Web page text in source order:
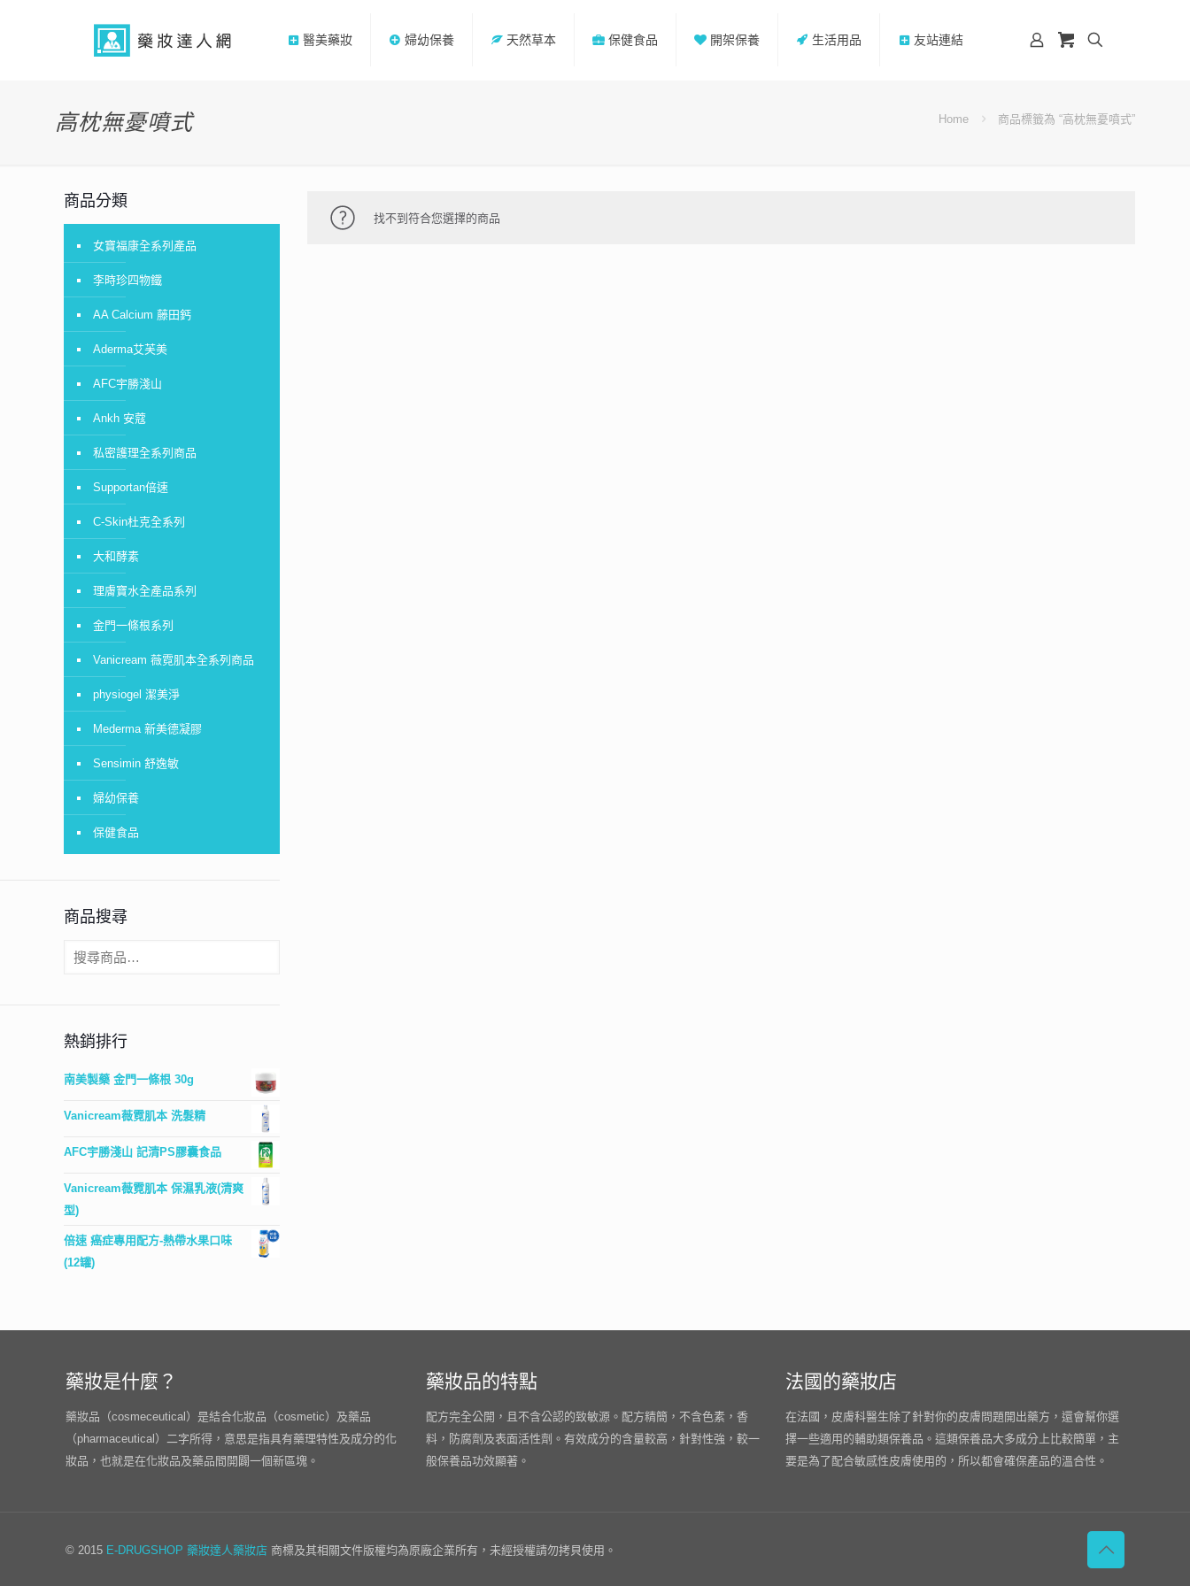
醫美藥妝 婦幼保養 天然草本 保健食品 開架保養 生活用品 友站連結
高枕無憂噴式 Home 商品標籤為 “高枕無憂噴式”
找不到符合您選擇的商品
商品分類
女寶福康全系列產品
李時珍四物鐵
AA Calcium 藤田鈣
Aderma艾芙美
AFC宇勝淺山
Ankh 安蔻
私密護理全系列商品
Supportan倍速
C-Skin杜克全系列
大和酵素
理膚寶水全產品系列
金門一條根系列
Vanicream 薇霓肌本全系列商品
physiogel 潔美淨
Mederma 新美德凝膠
Sensimin 舒逸敏
婦幼保養
保健食品
商品搜尋
熱銷排行
南美製藥 金門一條根 30g
Vanicream薇霓肌本 洗髮精
AFC宇勝淺山 記清PS膠囊食品
Vanicream薇霓肌本 保濕乳液(清爽
型)
倍速 癌症專用配方-熱帶水果口味
(12罐)
藥妝是什麼？
藥妝品（cosmeceutical）是結合化妝品（cosmetic）及藥品
（pharmaceutical）二字所得，意思是指具有藥理特性及成分的化
妝品，也就是在化妝品及藥品間開闢一個新區塊。
藥妝品的特點
配方完全公開，且不含公認的致敏源。配方精簡，不含色素，香
料，防腐劑及表面活性劑。有效成分的含量較高，針對性強，較一
般保養品功效顯著。
法國的藥妝店
在法國，皮膚科醫生除了針對你的皮膚問題開出藥方，還會幫你選
擇一些適用的輔助類保養品。這類保養品大多成分上比較簡單，主
要是為了配合敏感性皮膚使用的，所以都會確保產品的溫合性。
© 2015 E-DRUGSHOP 藥妝達人藥妝店 商標及其相關文件版權均為原廠企業所有，未經授權請勿拷貝使用。